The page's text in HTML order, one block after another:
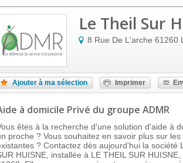
Le Theil Sur
8 Rue De L'arche 61260
Ajouter à ma sélection Imprimer
à domicile Privé du groupe ADMR
êtes à la recherche d'une solution d'aide à
proche ? Vous souhaitez en savoir plus sur les
? Contactez dès aujourd'hui la société
HUISNE, installée à LE THEIL SUR HUISNE,